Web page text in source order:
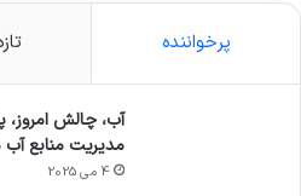
پرخواننده
آب، چالش امروز،
مدیریت منابع آب
4 می 2025